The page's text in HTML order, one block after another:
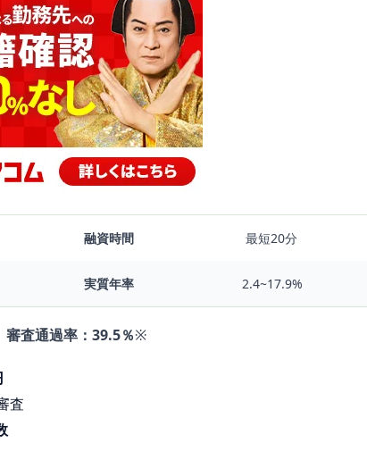
融資時間 最短20分
実質年率 2.4~17.9%
審査通過率： 39.5％※
査